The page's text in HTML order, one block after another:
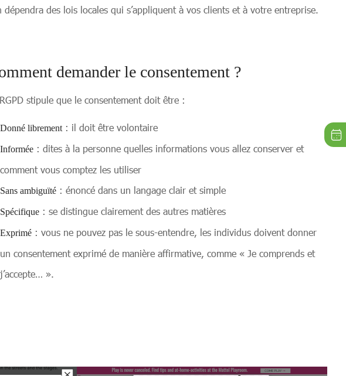
des lois locales qui s’appliquent à vos clients et à votre entreprise.
demander le consentement ?
stipule que le consentement doit être :
Donné librement : il doit être volontaire
Informée : dites à la personne quelles informations vous allez conserver et
comment vous comptez les utiliser
Sans ambiguïté : énoncé dans un langage clair et simple
Spécifique : se distingue clairement des autres matières
Exprimé : vous ne pouvez pas le sous-entendre, les individus doivent donner
un consentement exprimé de manière affirmative, comme « Je comprends et
j’accepte… ».